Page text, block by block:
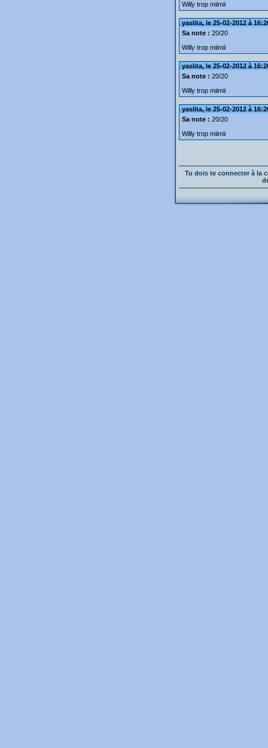
Willy trop miimii
yaslita, le 25-02-2012 à
Sa note : 20/20
Willy trop miimii
yaslita, le 25-02-2012 à
Sa note : 20/20
Willy trop miimii
yaslita, le 25-02-2012 à
Sa note : 20/20
Willy trop miimii
Tu dois te connecter à la